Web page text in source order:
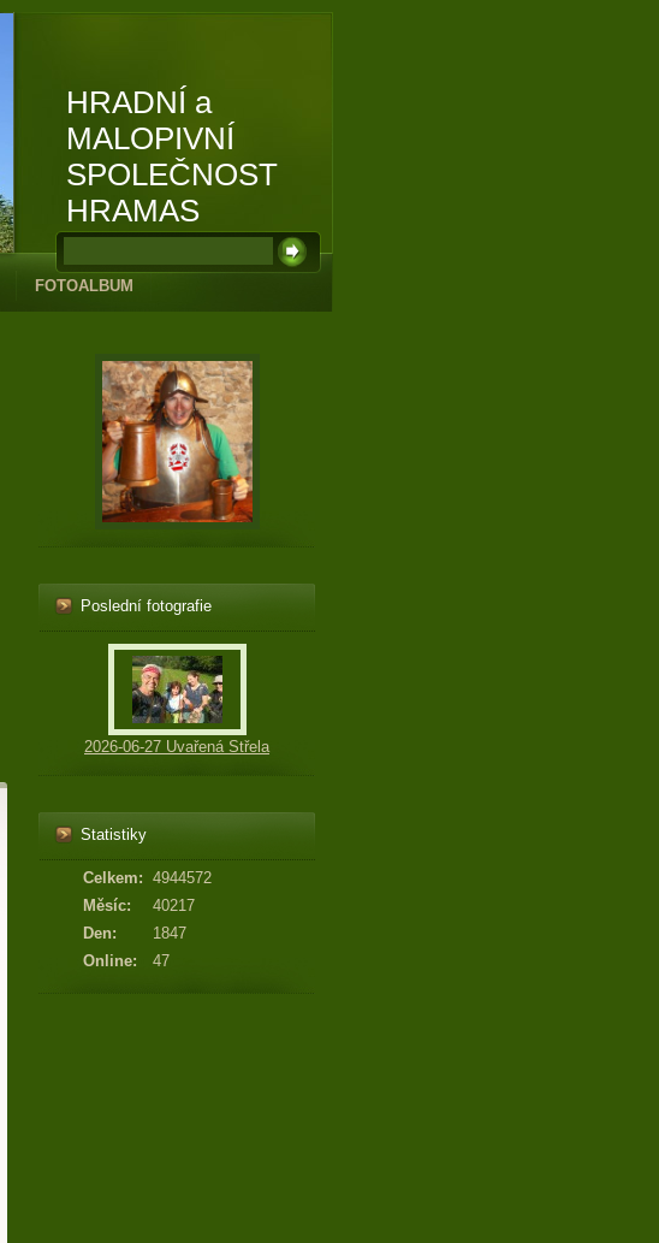
HRADNÍ a
MALOPIVNÍ
SPOLEČNOST
HRAMAS
FOTOALBUM
Poslední fotografie
2026-06-27 Uvařená Střela
Statistiky
Online: 47
Celkem: 4944572
Měsíc:
40217
Den:
1847